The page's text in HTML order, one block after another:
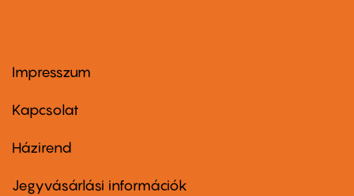
Footer
first
Impresszum
Kapcsolat
Footer
second
Házirend
Jegyvásárlási információk